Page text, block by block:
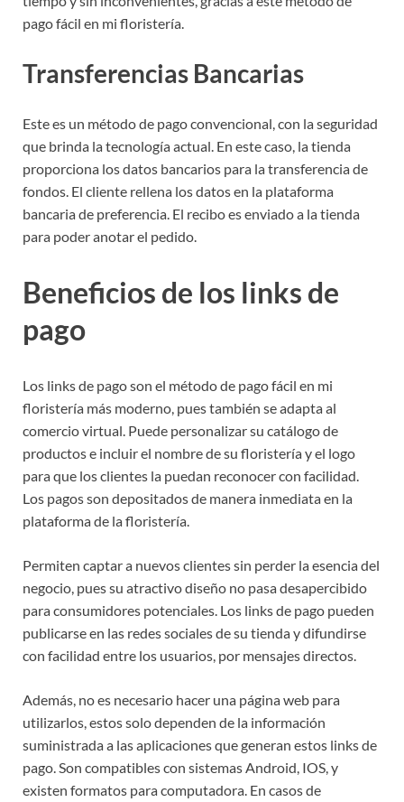
pago fácil en mi floristería.
Transferencias Bancarias
Este es un método de pago convencional, con la seguridad
que brinda la tecnología actual. En este caso, la tienda
proporciona los datos bancarios para la transferencia de
fondos. El cliente rellena los datos en la plataforma
bancaria de preferencia. El recibo es enviado a la tienda
para poder anotar el pedido.
Beneficios de los links de
pago
Los links de pago son el método de pago fácil en mi
floristería más moderno, pues también se adapta al
comercio virtual. Puede personalizar su catálogo de
productos e incluir el nombre de su floristería y el logo
para que los clientes la puedan reconocer con facilidad.
Los pagos son depositados de manera inmediata en la
plataforma de la floristería.
Permiten captar a nuevos clientes sin perder la esencia del
negocio, pues su atractivo diseño no pasa desapercibido
para consumidores potenciales. Los links de pago pueden
publicarse en las redes sociales de su tienda y difundirse
con facilidad entre los usuarios, por mensajes directos.
Además, no es necesario hacer una página web para
utilizarlos, estos solo dependen de la información
suministrada a las aplicaciones que generan estos links de
pago. Son compatibles con sistemas Android, IOS, y
existen formatos para computadora. En casos de